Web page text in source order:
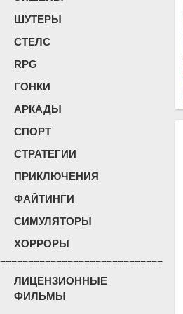
ШУТЕРЫ
СТЕЛС
RPG
ГОНКИ
АРКАДЫ
СПОРТ
СТРАТЕГИИ
ПРИКЛЮЧЕНИЯ
ФАЙТИНГИ
СИМУЛЯТОРЫ
ХОРРОРЫ
=============================
ЛИЦЕНЗИОННЫЕ
ФИЛЬМЫ